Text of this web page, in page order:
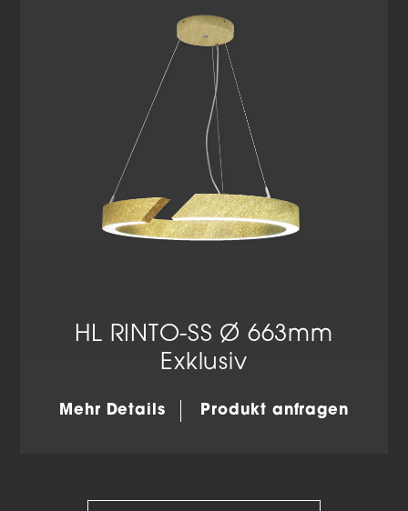
HL RINTO-SS Ø 663mm
Exklusiv
Mehr Details Produkt anfragen